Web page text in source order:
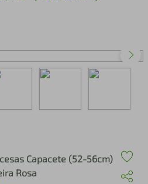
Capacete (52-56cm)
Rosa